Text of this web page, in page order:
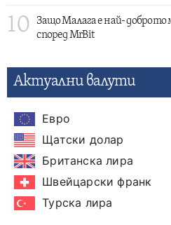
10
Защо Малага е най- доброто
според MrBit
Актуални валути
Евро
Щатски долар
Британска лира
Швейцарски франк
Турска лира